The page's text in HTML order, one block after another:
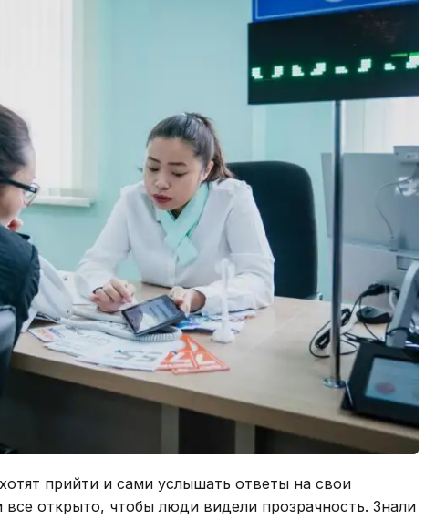
прийти и сами услышать ответы на свои
открыто, чтобы люди видели прозрачность. Знали